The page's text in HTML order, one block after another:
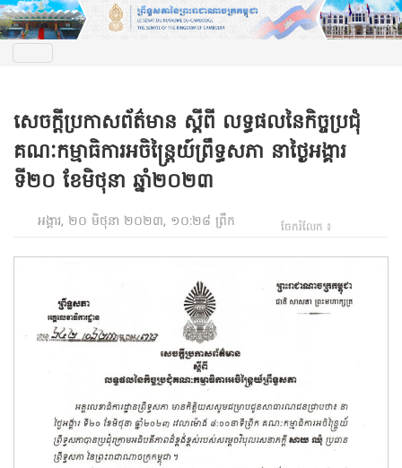
សេចកី្តប្រកាសព័ត៌មាន សី្តពី លទ្ធផលនៃកិច្ចប្រជុំ
គណៈកម្មាធិការអចិន្ត្រៃយ៍ព្រឹទ្ធសភា នាថ្ងៃអង្គារ
ទី២០ ខែមិថុនា ឆ្នាំ២០២៣
អង្គារ, ២០ មិថុនា ២០២៣, ១០:២៨ ព្រឹក ចែករំលែក ៖